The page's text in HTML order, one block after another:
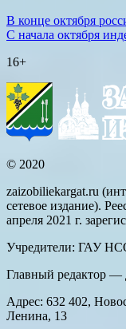
В конце октября
С начала октября
16+
© 2020
zaizobiliekargat.ru
сетевое издание).
апреля 2021 г.
Учредители: ГАУ
Главный редактор —
Адрес: 632 402,
Ленина, 13